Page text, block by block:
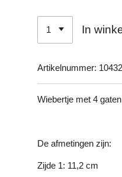
In
Artikelnummer:
Wiebertje met 4
De afmetingen zijn:
Zijde 1: 11,2 cm